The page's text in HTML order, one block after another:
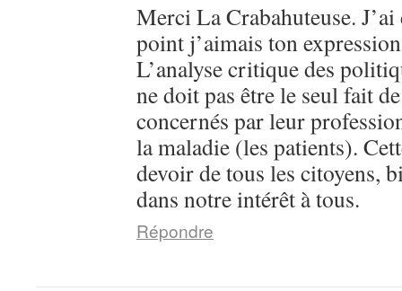
Merci La Crabahuteuse.
point j’aimais ton
L’analyse critique des
ne doit pas être le seul fait
concernés par leur
la maladie (les patients).
devoir de tous les citoyens,
dans notre intérêt à tous.
Répondre